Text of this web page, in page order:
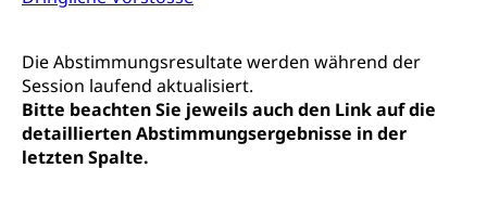
Die Abstimmungsresultate werden während der
Session laufend aktualisiert.
Bitte beachten Sie jeweils auch den Link auf die
detaillierten Abstimmungsergebnisse in der
letzten Spalte.
Pflegeheimliste und freie Pflegeplätze
Betreuung von Angehörigen (WAS Luzern)
Kirche, Gottesdienst, Seelsorge,
Religionsvielfalt Im Kanton Luzern (unilu)
Religion (gruezi.lu.ch)
Sport
Freizeitaktivitäten, Schulsport, Spitzensport,
Breitensport, Jugend und Sport, Sportanlagen